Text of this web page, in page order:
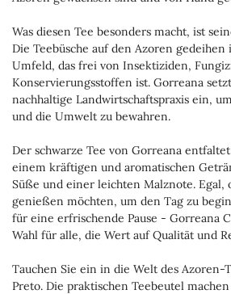
Was diesen Tee besonders macht, ist
Die Teebüsche auf den Azoren
Umfeld, das frei von Insektiziden,
Konservierungsstoffen ist. Gorreana
nachhaltige Landwirtschaftspraxis ein,
und die Umwelt zu bewahren.
Der schwarze Tee von Gorreana
einem kräftigen und aromatischen
Süße und einer leichten Malznote. Egal,
genießen möchten, um den Tag zu
für eine erfrischende Pause - Gorreana
Wahl für alle, die Wert auf Qualität und
Tauchen Sie ein in die Welt des Azoren-
Preto. Die praktischen Teebeutel